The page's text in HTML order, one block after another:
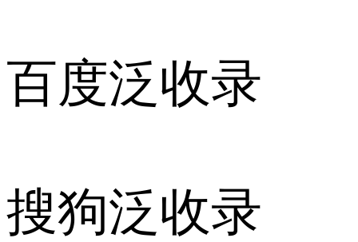
百度泛收录
搜狗泛收录